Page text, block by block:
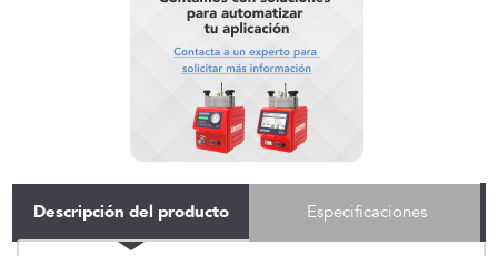
Descripción del producto Especificaciones